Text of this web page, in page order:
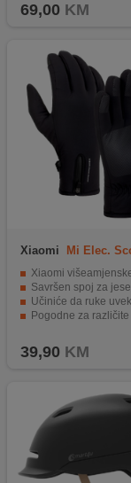
69,00 KM
Xiaomi
Mi Elec.
Riding Gloves XL
Xiaomi
Savršen spoj za
Učiniće da ruke uvek
Pogodne za različite scenarije
39,90 KM